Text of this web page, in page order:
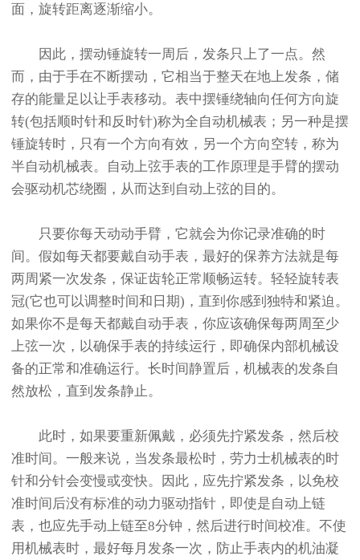
面，旋转距离逐渐缩小。
因此，摆动锤旋转一周后，发条只上了一点。然
而，由于手在不断摆动，它相当于整天在地上发条，储
存的能量足以让手表移动。表中摆锤绕轴向任何方向旋
转(包括顺时针和反时针)称为全自动机械表；另一种是摆
锤旋转时，只有一个方向有效，另一个方向空转，称为
半自动机械表。自动上弦手表的工作原理是手臂的摆动
会驱动机芯绕圈，从而达到自动上弦的目的。
只要你每天动动手臂，它就会为你记录准确的时
间。假如每天都要戴自动手表，最好的保养方法就是每
两周紧一次发条，保证齿轮正常顺畅运转。轻轻旋转表
冠(它也可以调整时间和日期)，直到你感到独特和紧迫。
如果你不是每天都戴自动手表，你应该确保每两周至少
上弦一次，以确保手表的持续运行，即确保内部机械设
备的正常和准确运行。长时间静置后，机械表的发条自
然放松，直到发条静止。
此时，如果要重新佩戴，必须先拧紧发条，然后校
准时间。一般来说，当发条最松时，劳力士机械表的时
针和分针会变慢或变快。因此，应先拧紧发条，以免校
准时间后没有标准的动力驱动指针，即使是自动上链
表，也应先手动上链至8分钟，然后进行时间校准。不使
用机械表时，最好每月发条一次，防止手表内的机油凝